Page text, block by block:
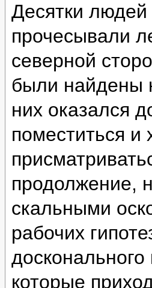
Десятки людей
прочесывали
северной
были найдены
них оказался
поместиться и
продолжение,
скальными
рабочих
которые